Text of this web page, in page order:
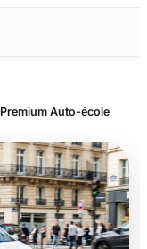
Premium Auto-école